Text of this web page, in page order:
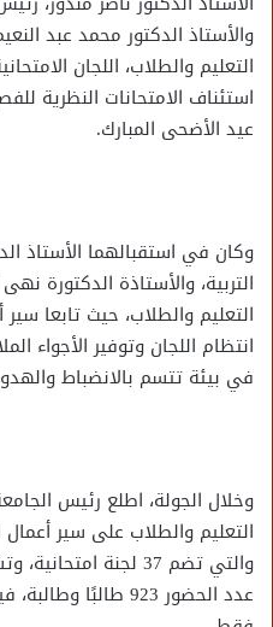
والأستاذ الدكتور محمد عبد
التعليم والطلاب، اللجان
استئناف الامتحانات النظرية
عيد الأضحى المبارك.
وكان في استقبالهما الأستاذ
التربية، والأستاذة الدكتورة
التعليم والطلاب، حيث تابعا
انتظام اللجان وتوفير الأجواء
في بيئة تتسم بالانضباط
وخلال الجولة، اطلع رئيس
التعليم والطلاب على سير أعمال